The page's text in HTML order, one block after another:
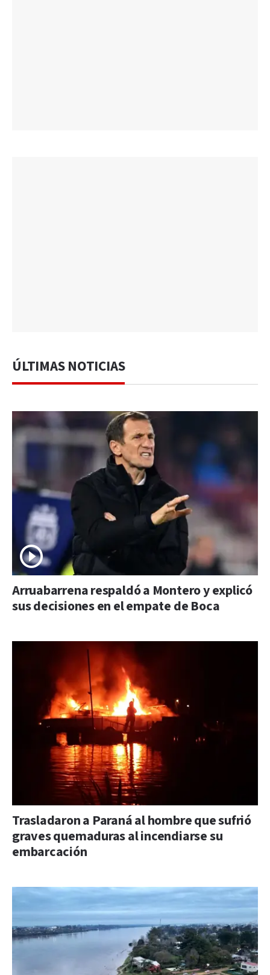
ÚLTIMAS NOTICIAS
Arruabarrena respaldó a Montero y explicó
sus decisiones en el empate de Boca
Trasladaron a Paraná al hombre que sufrió
graves quemaduras al incendiarse su
embarcación